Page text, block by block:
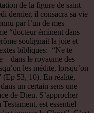
de la figure de saint
dernier, il consacra sa vie
par l’un de mes
“docteur éminent dans
soulignait la joie et
bibliques: “Ne te
– dans le royaume des
les médite, lorsqu’on
(Ep 53, 10). En réalité,
un certain sens une
de Dieu. S’approcher
est essentiel